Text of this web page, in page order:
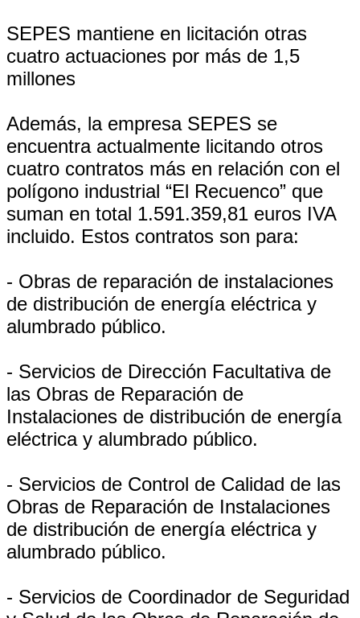
SEPES mantiene en licitación otras
cuatro actuaciones por más de 1,5
millones
Además, la empresa SEPES se
encuentra actualmente licitando otros
cuatro contratos más en relación con el
polígono industrial “El Recuenco” que
suman en total 1.591.359,81 euros IVA
incluido. Estos contratos son para:
- Obras de reparación de instalaciones
de distribución de energía eléctrica y
alumbrado público.
- Servicios de Dirección Facultativa de
las Obras de Reparación de
Instalaciones de distribución de energía
eléctrica y alumbrado público.
- Servicios de Control de Calidad de las
Obras de Reparación de Instalaciones
de distribución de energía eléctrica y
alumbrado público.
- Servicios de Coordinador de Seguridad